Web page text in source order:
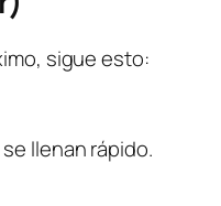
sigue esto:
llenan rápido.